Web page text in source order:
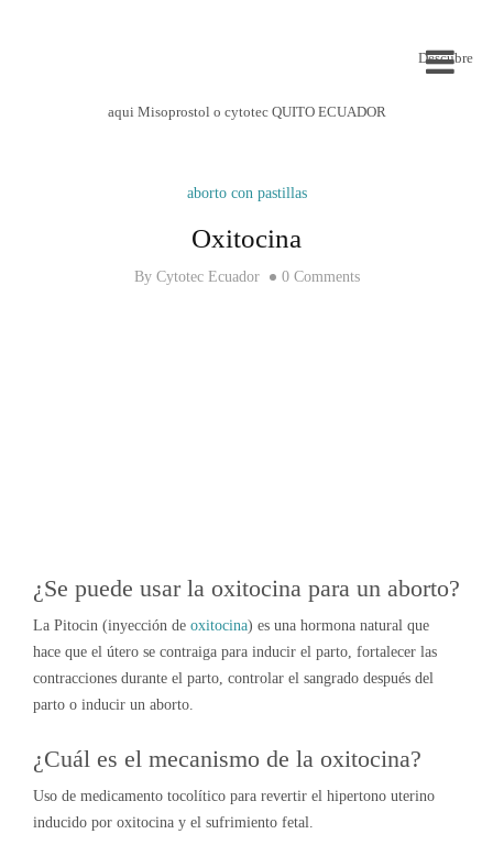
Descubre
aqui Misoprostol o cytotec QUITO ECUADOR
aborto con pastillas
Oxitocina
By Cytotec Ecuador 0 Comments
¿Se puede usar la oxitocina para un aborto?
La Pitocin (inyección de oxitocina) es una hormona natural que
hace que el útero se contraiga para inducir el parto, fortalecer las
contracciones durante el parto, controlar el sangrado después del
parto o inducir un aborto.
¿Cuál es el mecanismo de la oxitocina?
Uso de medicamento tocolítico para revertir el hipertono uterino
inducido por oxitocina y el sufrimiento fetal.